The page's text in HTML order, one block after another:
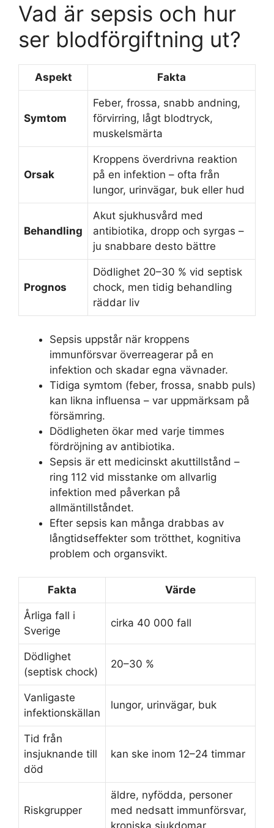
Vad är sepsis och hur
ser blodförgiftning ut?
Aspekt Fakta
Symtom
Feber, frossa, snabb andning,
förvirring, lågt blodtryck,
muskelsmärta
Orsak
Kroppens överdrivna reaktion
på en infektion – ofta från
lungor, urinvägar, buk eller hud
Behandling
Akut sjukhusvård med
antibiotika, dropp och syrgas –
ju snabbare desto bättre
Prognos
Dödlighet 20–30 % vid septisk
chock, men tidig behandling
räddar liv
Sepsis uppstår när kroppens
immunförsvar överreagerar på en
infektion och skadar egna vävnader.
Tidiga symtom (feber, frossa, snabb puls)
kan likna influensa – var uppmärksam på
försämring.
Dödligheten ökar med varje timmes
fördröjning av antibiotika.
Sepsis är ett medicinskt akuttillstånd –
ring 112 vid misstanke om allvarlig
infektion med påverkan på
allmäntillståndet.
Efter sepsis kan många drabbas av
långtidseffekter som trötthet, kognitiva
problem och organsvikt.
Fakta Värde
Årliga fall i
Sverige
cirka 40 000 fall
Dödlighet
(septisk chock)
20–30 %
Vanligaste
infektionskällan
lungor, urinvägar, buk
Tid från
insjuknande till
död
kan ske inom 12–24 timmar
Riskgrupper
äldre, nyfödda, personer
med nedsatt immunförsvar,
kroniska sjukdomar